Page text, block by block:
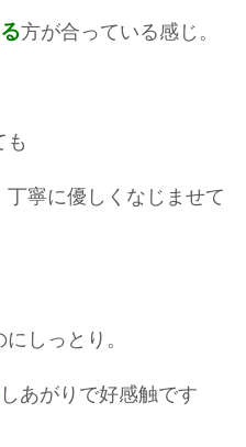
方が合っている感じ。
も
寧に優しくなじませて
しっとり。
しあがりで好感触です